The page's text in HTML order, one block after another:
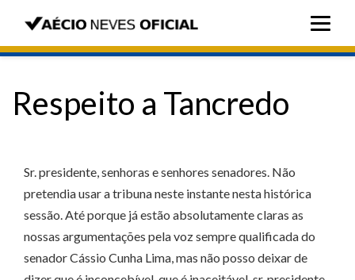
Respeito a Tancredo
Sr. presidente, senhoras e senhores senadores. Não
pretendia usar a tribuna neste instante nesta histórica
sessão. Até porque já estão absolutamente claras as
nossas argumentações pela voz sempre qualificada do
senador Cássio Cunha Lima, mas não posso deixar de